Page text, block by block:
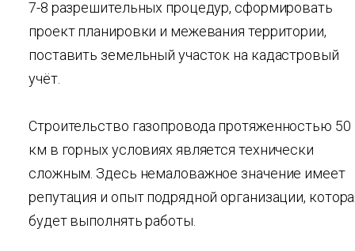
7-8 разрешительных процедур, сформировать
проект планировки и межевания территории,
поставить земельный участок на кадастровый
учёт.
Строительство газопровода протяженностью 50
км в горных условиях является технически
сложным. Здесь немаловажное значение имеет
репутация и опыт подрядной организации,
будет выполнять работы.